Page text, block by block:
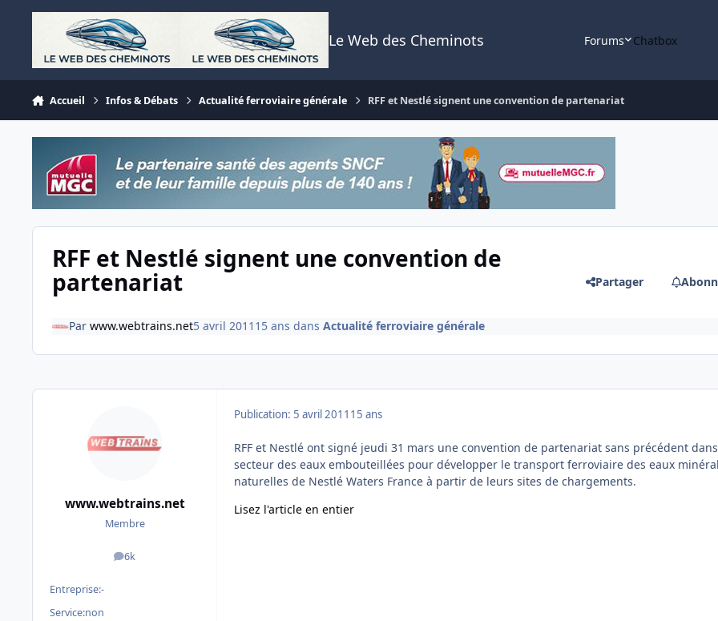
Aller au contenu
Le Web des Cheminots Forums Chatbox
Accueil Infos & Débats Actualité ferroviaire générale RFF et Nestlé signent une convention de partenariat
RFF et Nestlé signent une convention de
partenariat Partager
Par www.webtrains.net5 avril 2011 15 ans dans Actualité ferroviaire générale
www.webtrains.net
Membre
6k
messages
Entreprise:-
Service:non
Publication: 5 avril 2011 15 ans
RFF et Nestlé ont signé jeudi 31 mars une convention de partenariat sans précédent
secteur des eaux embouteillées pour développer le transport ferroviaire des eaux
naturelles de Nestlé Waters France à partir de leurs sites de chargements.
Lisez l'article en entier